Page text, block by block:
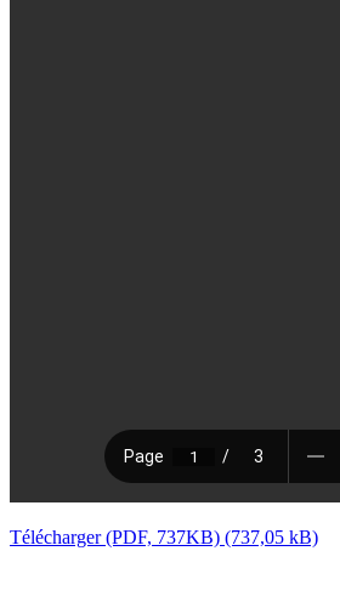
Télécharger (PDF, 737KB)